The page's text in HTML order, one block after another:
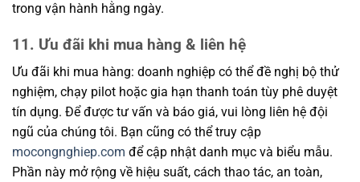
trong vận hành hằng ngày.
11. Ưu đãi khi mua hàng & liên hệ
Ưu đãi khi mua hàng: doanh nghiệp có thể đề nghị bộ thử
nghiệm, chạy pilot hoặc gia hạn thanh toán tùy phê duyệt
tín dụng. Để được tư vấn và báo giá, vui lòng liên hệ đội
ngũ của chúng tôi. Bạn cũng có thể truy cập
mocongnghiep.com để cập nhật danh mục và biểu mẫu.
Phần này mở rộng về hiệu suất, cách thao tác, an toàn,